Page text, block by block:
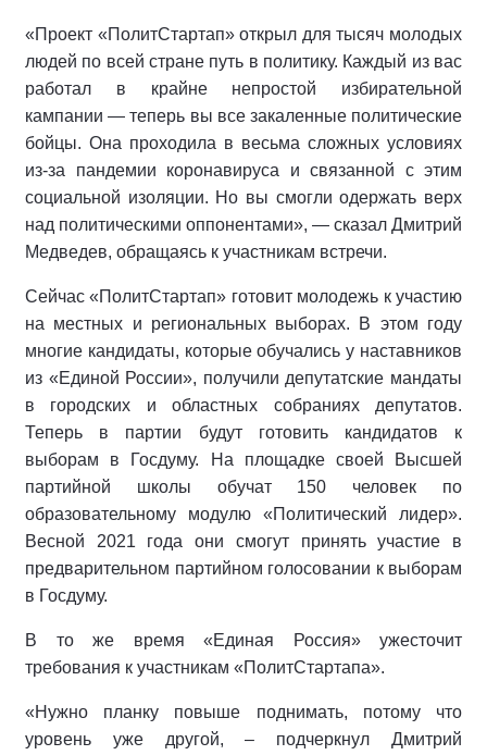
«Проект «ПолитСтартап» открыл для тысяч молодых
людей по всей стране путь в политику. Каждый из вас
работал в крайне непростой избирательной
кампании — теперь вы все закаленные политические
бойцы. Она проходила в весьма сложных условиях
из-за пандемии коронавируса и связанной с этим
социальной изоляции. Но вы смогли одержать верх
над политическими оппонентами», — сказал Дмитрий
Медведев, обращаясь к участникам встречи.
Сейчас «ПолитСтартап» готовит молодежь к участию
на местных и региональных выборах. В этом году
многие кандидаты, которые обучались у наставников
из «Единой России», получили депутатские мандаты
в городских и областных собраниях депутатов.
Теперь в партии будут готовить кандидатов к
выборам в Госдуму. На площадке своей Высшей
партийной школы обучат 150 человек по
образовательному модулю «Политический лидер».
Весной 2021 года они смогут принять участие в
предварительном партийном голосовании к выборам
в Госдуму.
В то же время «Единая Россия» ужесточит
требования к участникам «ПолитСтартапа».
«Нужно планку повыше поднимать, потому что
уровень уже другой, – подчеркнул Дмитрий